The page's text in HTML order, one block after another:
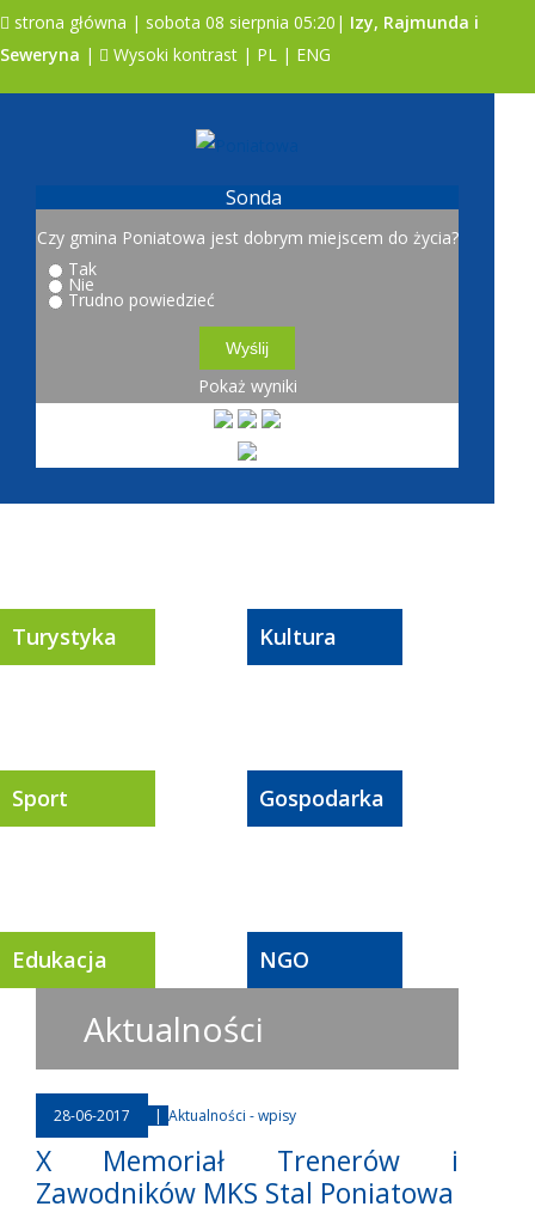
strona główna | sobota 08 sierpnia 05:20| Izy, Rajmunda i
Seweryna | Wysoki kontrast | PL | ENG
Sonda
Czy gmina Poniatowa jest dobrym miejscem do życia?
Tak
Nie
Trudno powiedzieć
Pokaż wyniki
Turystyka Kultura
Sport Gospodarka
Edukacja NGO
Aktualności
28-06-2017 | Aktualności - wpisy
X Memoriał Trenerów i
Zawodników MKS Stal Poniatowa